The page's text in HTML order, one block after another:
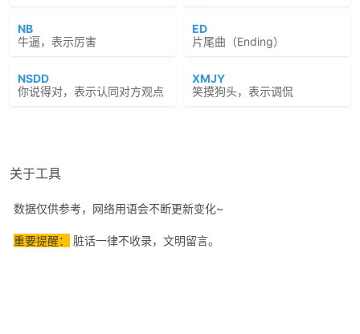
NB
牛逼，表示厉害
ED
片尾曲（Ending）
NSDD
你说得对，表示认同对方观点
XMJY
笑摸狗头，表示调侃
关于工具
数据仅供参考，网络用语会不断更新变化~
重要提醒： 脏话一律不收录，文明留言。